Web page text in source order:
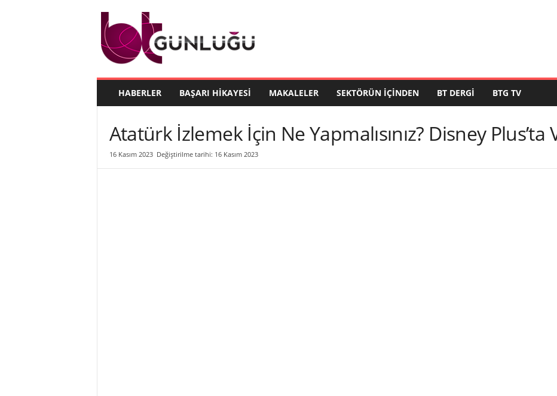
B
HABERLER BAŞARI HIKAYESI MAKALELER SEKTÖRÜN İÇINDEN BT DERGI BTG TV
Atatürk İzlemek İçin Ne Yapmalısınız? Disney Plus’ta
16 Kasım 2023 Değiştirilme tarihi: 16 Kasım 2023